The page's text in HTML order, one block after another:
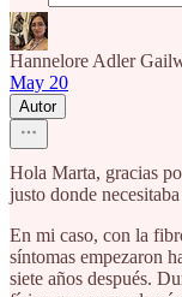
Hannelore Adler
May 20
Autor
Hola Marta, gracias
justo donde
En mi caso, con la
síntomas empezaron
siete años después.